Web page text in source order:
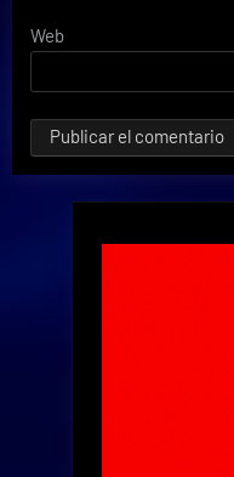
Web